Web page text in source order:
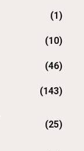
(1)
(10)
(46)
(143)
(25)